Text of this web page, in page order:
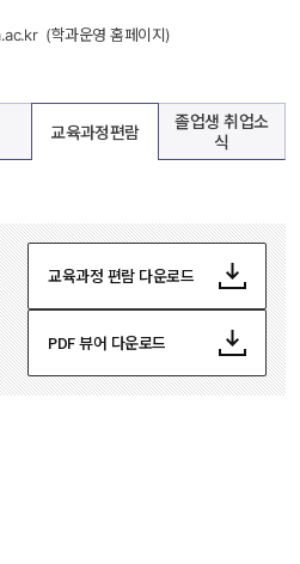
(학과운영 홈페이지)
교육과정편람
졸업생 취업소
식
교육과정 편람 다운로드
PDF 뷰어 다운로드